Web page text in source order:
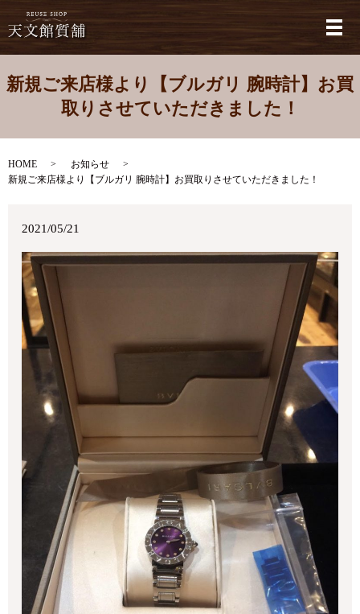
メ
新規ご来店様より【ブルガリ 腕時計】お買
取りさせていただきました！
HOME
お知らせ
新規ご来店様より【ブルガリ 腕時計】お買取りさせていただきました！
2021/05/21